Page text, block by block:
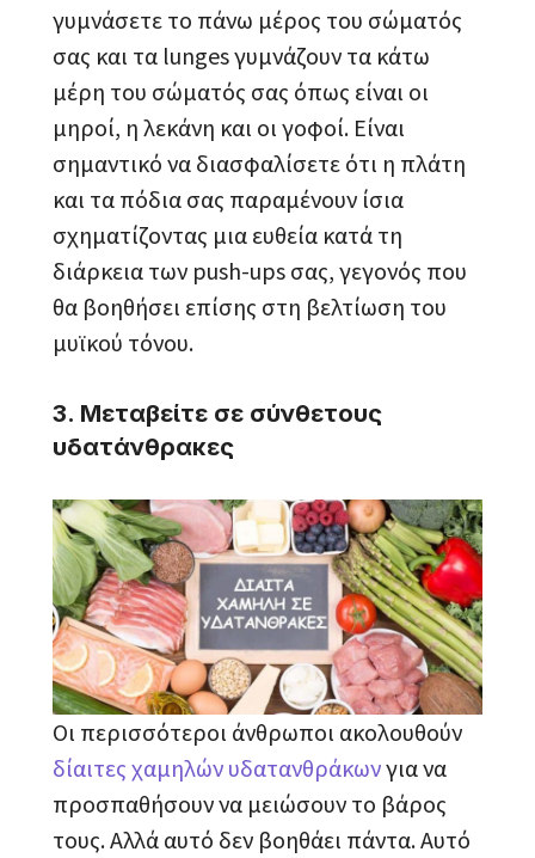
γυμνάσετε το πάνω μέρος του σώματός
σας και τα lunges γυμνάζουν τα κάτω
μέρη του σώματός σας όπως είναι οι
μηροί, η λεκάνη και οι γοφοί. Είναι
σημαντικό να διασφαλίσετε ότι η πλάτη
και τα πόδια σας παραμένουν ίσια
σχηματίζοντας μια ευθεία κατά τη
διάρκεια των push-ups σας, γεγονός που
θα βοηθήσει επίσης στη βελτίωση του
μυϊκού τόνου.
3. Μεταβείτε σε σύνθετους
υδατάνθρακες
Οι περισσότεροι άνθρωποι ακολουθούν
δίαιτες χαμηλών υδατανθράκωνγια να
προσπαθήσουν να μειώσουν το βάρος
τους. Αλλά αυτό δεν βοηθάει πάντα. Αυτό